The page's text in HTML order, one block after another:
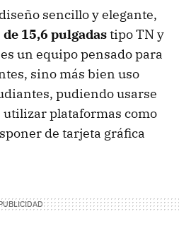
sencillo y elegante,
15,6 pulgadastipo TN y
un equipo pensado para
sino más bien uso
pudiendo usarse
utilizar plataformas como
de tarjeta gráfica